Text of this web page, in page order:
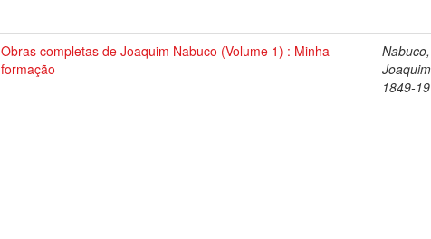
Obras completas de Joaquim Nabuco (Volume 1) : Minha
formação
Nabuco,
1849-